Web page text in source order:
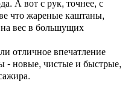
что жареные каштаны,
вес в большущих
отличное впечатление
- новые, чистые и быстрые,